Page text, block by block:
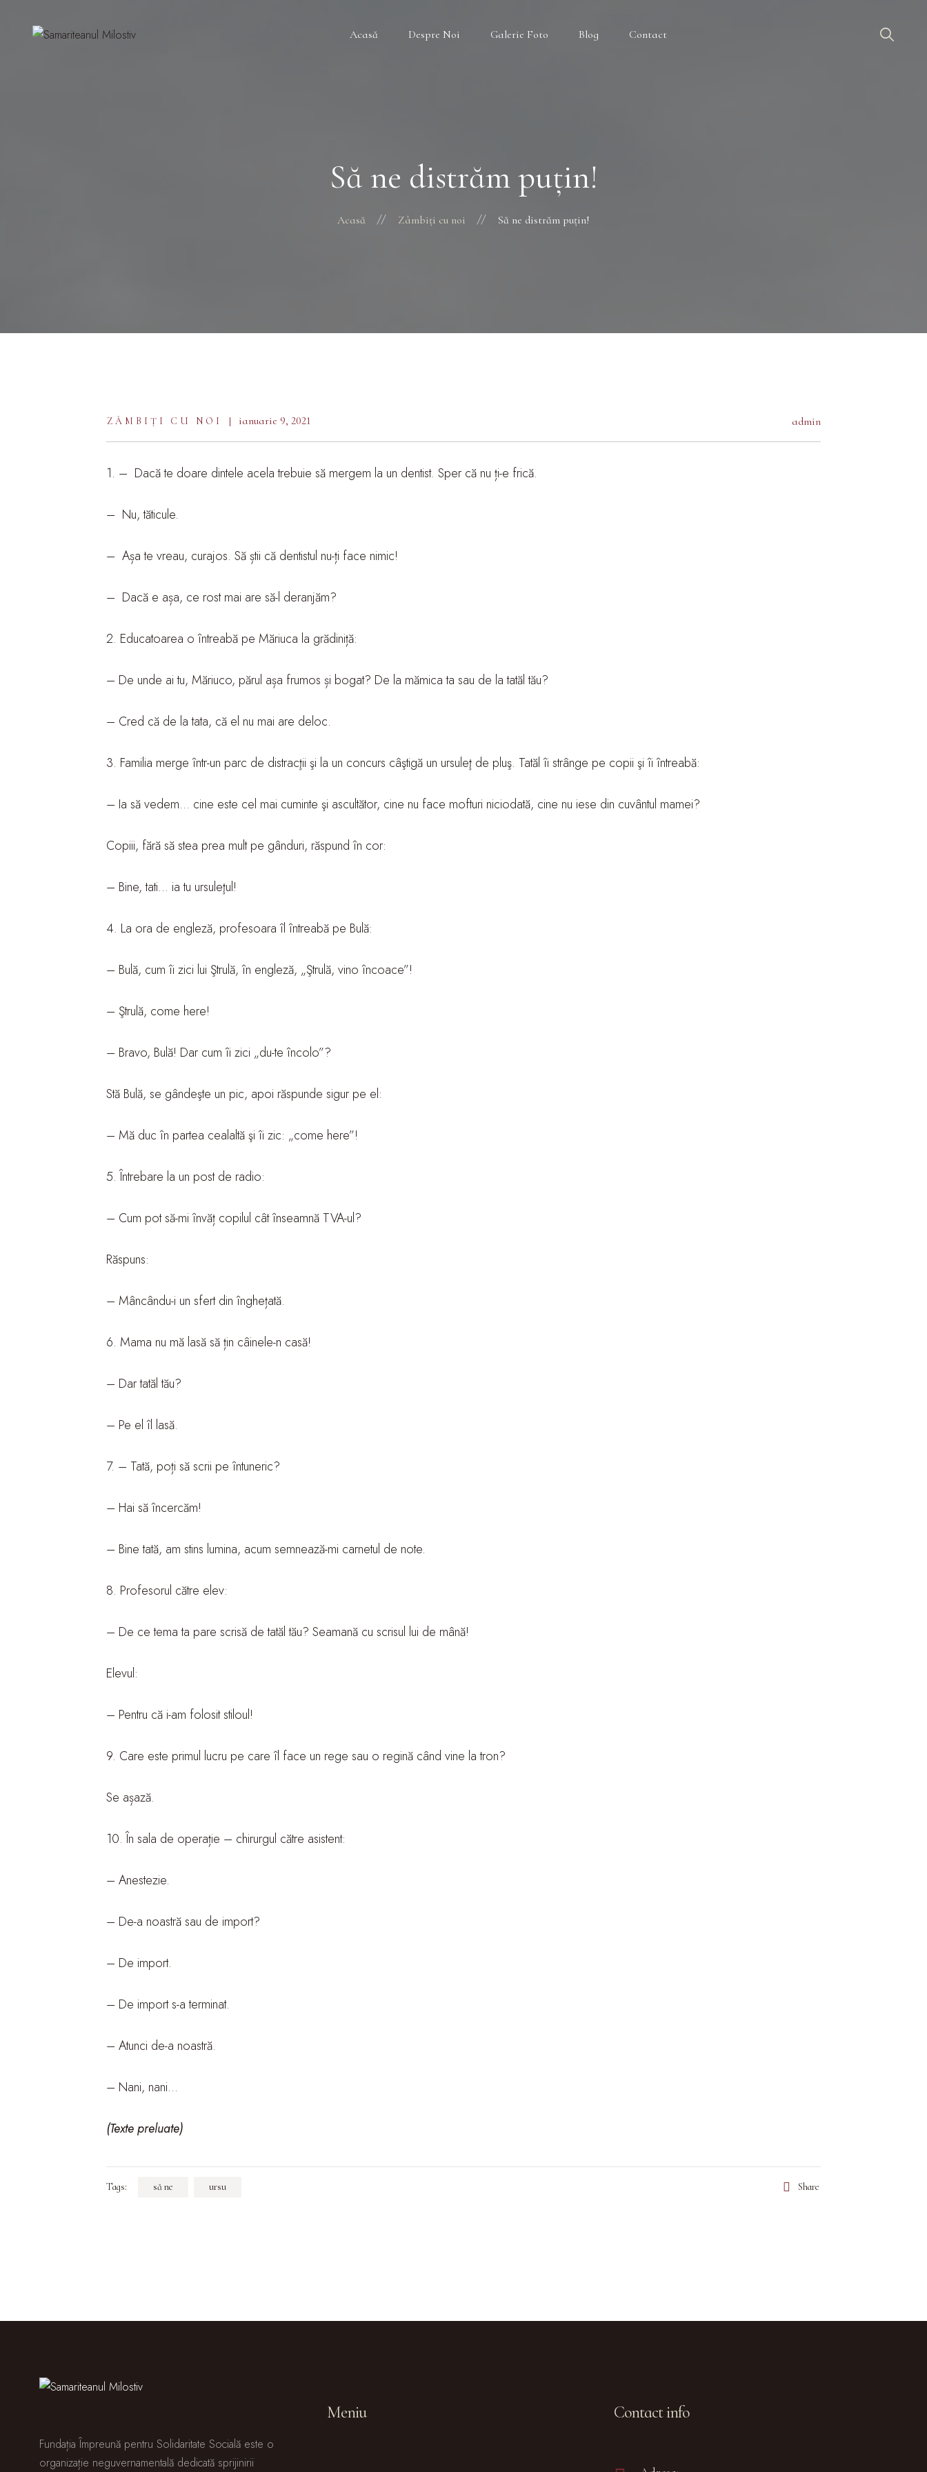
Acasă Despre Noi Galerie Foto Blog Contact
Să ne distrăm puţin!
Acasă Zâmbiţi cu noi Să ne distrăm puţin!
ZÂMBIŢI CU NOI ianuarie 9, 2021 admin
1. – Dacă te doare dintele acela trebuie să mergem la un dentist. Sper că nu ți-e frică.
– Nu, tăticule.
– Așa te vreau, curajos. Să știi că dentistul nu-ți face nimic!
– Dacă e așa, ce rost mai are să-l deranjăm?
2. Educatoarea o întreabă pe Măriuca la grădiniță:
– De unde ai tu, Măriuco, părul așa frumos și bogat? De la mămica ta sau de la tatăl tău?
– Cred că de la tata, că el nu mai are deloc.
3. Familia merge într-un parc de distracţii şi la un concurs câştigă un ursuleţ de pluş. Tatăl îi strânge pe copii şi îi întreabă:
– Ia să vedem… cine este cel mai cuminte şi ascultător, cine nu face mofturi niciodată, cine nu iese din cuvântul mamei?
Copiii, fără să stea prea mult pe gânduri, răspund în cor:
– Bine, tati… ia tu ursuleţul!
4. La ora de engleză, profesoara îl întreabă pe Bulă:
– Bulă, cum îi zici lui Ştrulă, în engleză, „Ştrulă, vino încoace”!
– Ştrulă, come here!
– Bravo, Bulă! Dar cum îi zici „du-te încolo”?
Stă Bulă, se gândeşte un pic, apoi răspunde sigur pe el:
– Mă duc în partea cealaltă şi îi zic: „come here”!
5. Întrebare la un post de radio:
– Cum pot să-mi învăț copilul cât înseamnă TVA-ul?
Răspuns:
– Mâncându-i un sfert din înghețată.
6. Mama nu mă lasă să țin câinele-n casă!
– Dar tatăl tău?
– Pe el îl lasă.
7. – Tată, poți să scrii pe întuneric?
– Hai să încercăm!
– Bine tată, am stins lumina, acum semnează-mi carnetul de note.
8. Profesorul către elev:
– De ce tema ta pare scrisă de tatăl tău? Seamană cu scrisul lui de mână!
Elevul:
– Pentru că i-am folosit stiloul!
9. Care este primul lucru pe care îl face un rege sau o regină când vine la tron?
Se așază.
10. În sala de operație – chirurgul către asistent:
– Anestezie.
– De-a noastră sau de import?
– De import.
– De import s-a terminat.
– Atunci de-a noastră.
– Nani, nani…
(Texte preluate)
Tags: să ne ursu Share
Fundația Împreună pentru Solidaritate Socială este o
organizație neguvernamentală dedicată sprijinirii
Meniu Contact info